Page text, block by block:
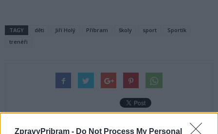
ZpravyPribram - Do Not Process My Personal
TAGY děti Jiří Holý Příbram školy sport
Sportík
trenéři